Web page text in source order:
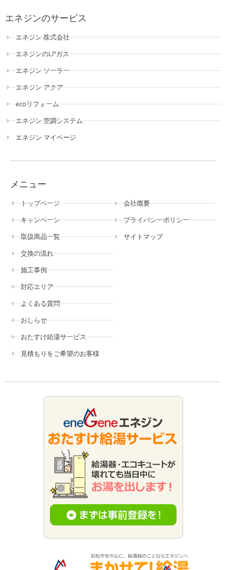
メニュー
トップページ
キャンペーン
取扱商品一覧
交換の流れ
施工事例
対応エリア
よくある質問
おしらせ
おたすけ給湯サービス
見積もりをご希望のお客様
会社概要
プライバシーポリシー
サイトマップ
エネジンのサービス
エネジン 株式会社
エネジンのLPガス
エネジン ソーラー
エネジン アクア
ecoリフォーム
エネジン 空調システム
エネジン マイページ